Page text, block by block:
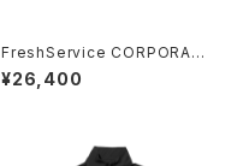
FreshService CORPORATE
CHINO JACKET
¥26,400